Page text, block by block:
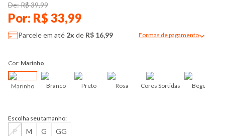
De: R$ 39,99
Por: R$ 33,99
Parcele em até 2x de R$ 16,99 Formas de pagamento
Cor: Marinho
Marinho Branco Preto Rosa Cores Sortidas Bege
Escolha seu tamanho:
P M G GG